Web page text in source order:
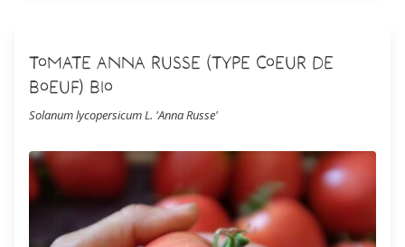
Tomate Anna Russe (type Coeur de
Boeuf) Bio
Solanum lycopersicum L. 'Anna Russe'